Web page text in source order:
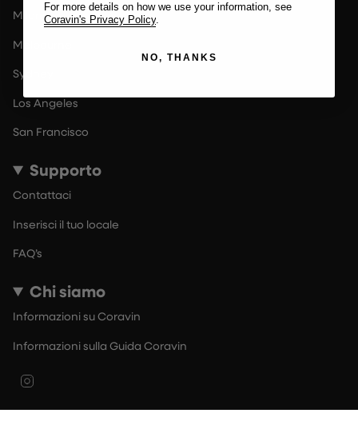
Milano
Melbourne
Sydney
Los Angeles
San Francisco
Supporto
Contattaci
Inserisci il tuo locale
FAQ’s
Chi siamo
Informazioni su Coravin
Informazioni sulla Guida Coravin
For more details on how we use your information, see
Coravin's Privacy Policy.
NO, THANKS